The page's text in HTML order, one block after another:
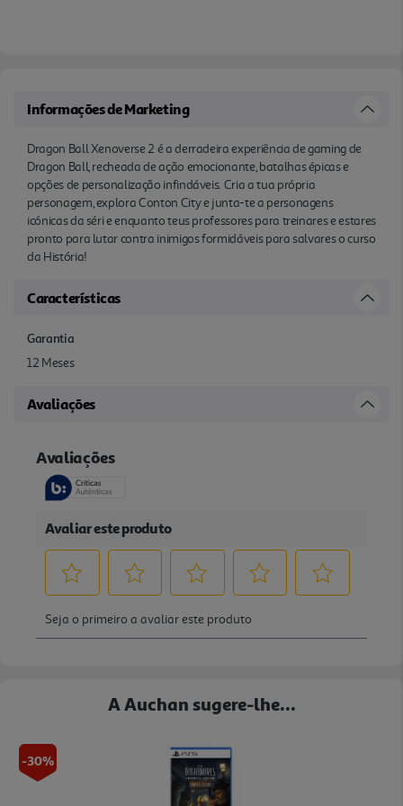
Informações de Marketing
Dragon Ball Xenoverse 2 é a derradeira experiência de gaming de
Dragon Ball, recheada de ação emocionante, batalhas épicas e
opções de personalização infindáveis. Cria a tua própria
personagem, explora Conton City e junta-te a personagens
icónicas da séri e enquanto teus professores para treinares e estares
pronto para lutar contra inimigos formidáveis para salvares o curso
da História!
Características
Garantia
12 Meses
Avaliações
A Auchan sugere-lhe...
-30%